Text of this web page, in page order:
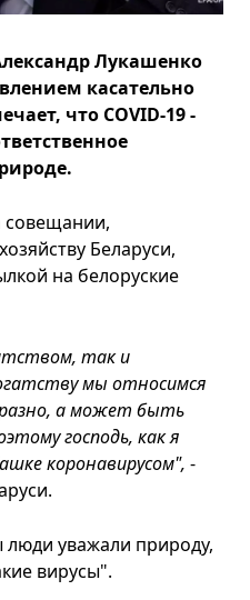
Лукашенко
касательно
что COVID-19 -
Беларуси,
на белоруские
так и
мы относимся
а может быть
господь, как я
коронавирусом", -
уважали природу,
вирусы".